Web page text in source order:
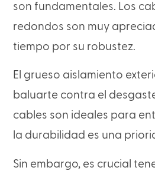
son fundamentales. Los
redondos son muy
tiempo por su robustez.
El grueso aislamiento
baluarte contra el
cables son ideales para
la durabilidad es una
Sin embargo, es crucial